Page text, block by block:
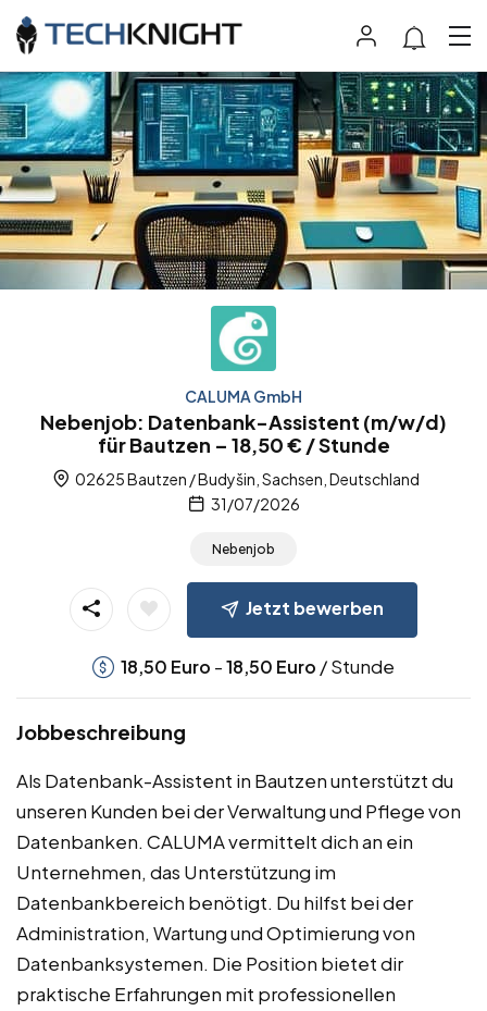
CALUMA GmbH
Nebenjob: Datenbank-Assistent (m/w/d)
für Bautzen – 18,50 € / Stunde
02625 Bautzen / Budyšin, Sachsen, Deutschland
31/07/2026
Nebenjob
Jetzt bewerben
18,50 Euro -18,50 Euro / Stunde
Jobbeschreibung
Als Datenbank-Assistent in Bautzen unterstützt du
unseren Kunden bei der Verwaltung und Pflege von
Datenbanken. CALUMA vermittelt dich an ein
Unternehmen, das Unterstützung im
Datenbankbereich benötigt. Du hilfst bei der
Administration, Wartung und Optimierung von
Datenbanksystemen. Die Position bietet dir
praktische Erfahrungen mit professionellen